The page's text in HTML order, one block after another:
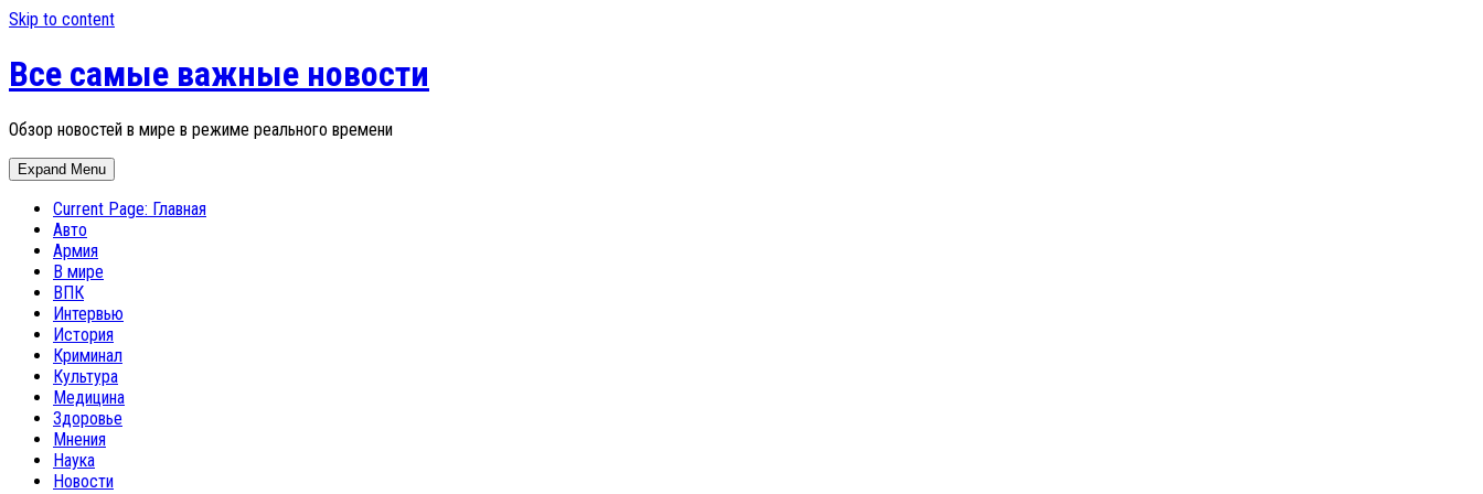
Skip to content
Все самые важные новости
Обзор новостей в мире в режиме реального времени
Expand Menu
Current Page: Главная
Авто
Армия
В мире
ВПК
Интервью
История
Криминал
Культура
Медицина
Здоровье
Мнения
Наука
Новости